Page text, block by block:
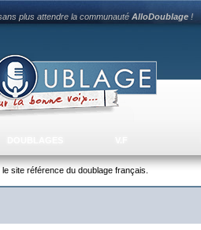
plus attendre la communautéAlloDoublage !
, le site référence du doublage français.